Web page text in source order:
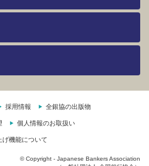
採用情報 全銀協の出版物
個人情報のお取扱い
げ機能について
© Copyright - Japanese Bankers Association